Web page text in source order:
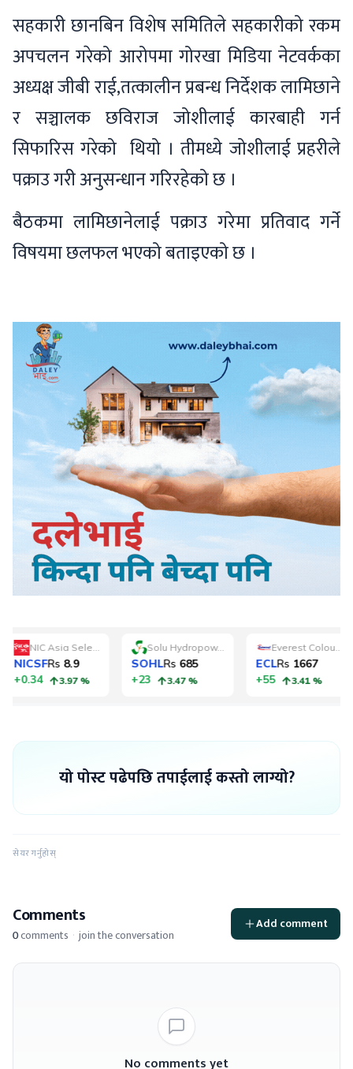
सहकारी छानबिन विशेष समितिले सहकारीको रकम
अपचलन गरेको आरोपमा गोरखा मिडिया नेटवर्कका
अध्यक्ष जीबी राई,तत्कालीन प्रबन्ध निर्देशक लामिछाने
र सञ्चालक छविराज जोशीलाई कारबाही गर्न
सिफारिस गरेको थियो । तीमध्ये जोशीलाई प्रहरीले
पक्राउ गरी अनुसन्धान गरिरहेको छ ।
बैठकमा लामिछानेलाई पक्राउ गरेमा प्रतिवाद गर्ने
विषयमा छलफल भएको बताइएको छ ।
यो पोस्ट पढेपछि तपाईलाई कस्तो लाग्यो?
सेयर गर्नुहोस्
Comments
0comments · join the conversation
Add comment
No comments yet